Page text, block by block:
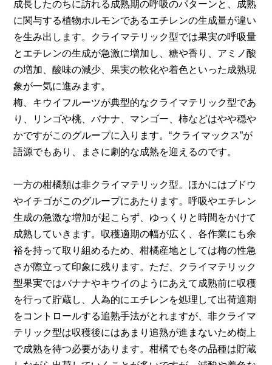
成長したのちに訪れる成熟期の呼吸のパターンと、成熟
に関与する植物ホルモンであるエチレンの生成量が違い
を生み出します。クライマテリック型では果実の呼吸量
とエチレンの生成が急激に増加し、糖や香り、アミノ酸
の増加、酸味の減少、果実の軟化や着色といった成熟現
象が一気に進みます。
梅、キウイフルーツが典型的なクライマテリック型であ
り、リンゴや桃、バナナ、マンゴー、柿などはやや穏や
かですがこのグループに入ります。“クライマックス”が
語源でもあり、まさに劇的な成熟を迎えるのです。
一方の柑橘類は非クライマテリック型。ほかにはブドウ
やイチゴがこのグループにあたります。呼吸やエチレン
生成の急激な増加が起こらず、ゆっくりと時間をかけて
成熟していきます。収穫適期の幅が広く、各作業にも余
裕を持って取り組めるため、柑橘産地としては梅の性急
さが際立って印象に残ります。ただ、クライマテリック
型果実ではバナナやキウイのようにあえて成熟前に収穫
を行って貯蔵し、人為的にエチレンを処理して出荷適期
をコントロールする追熟手法がとれますが、非クライマ
テリック型は収穫後にはあまり追熟が進まないため樹上
で成熟を待つ必要があります。柑橘でも冬の品種は貯蔵